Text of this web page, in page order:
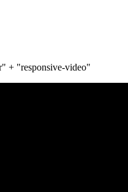
+ "responsive-video"